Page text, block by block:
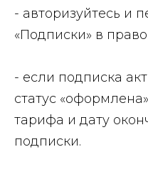
- авторизуйтесь и
«Подписки» в
- если подписка
статус
тарифа и дату
подписки.